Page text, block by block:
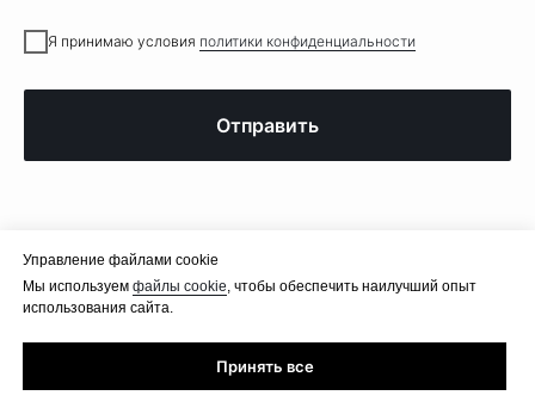
Я принимаю условия политики конфиденциальности
Отправить
Error get alias
Error get alias
Разработка сайта —ninesquares.ru
Управление файлами cookie
Мы используем файлы cookie, чтобы обеспечить наилучший опыт
использования сайта.
Принять все